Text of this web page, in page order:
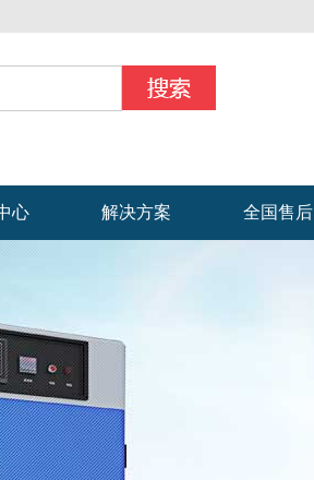
心 解决方案 全国售后